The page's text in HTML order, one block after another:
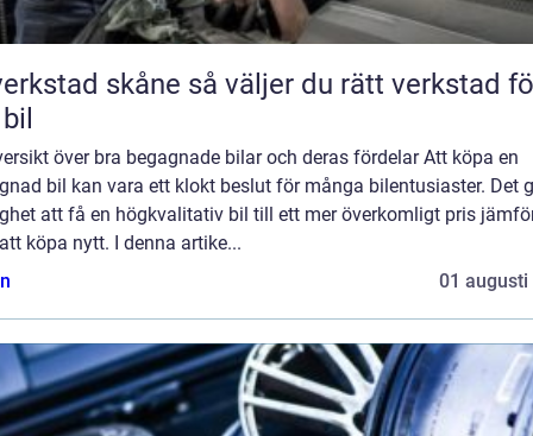
skåne så väljer du rätt verkstad för
över bra begagnade bilar och deras fördelar Att köpa en
bil kan vara ett klokt beslut för många bilentusiaster. Det
att få en högkvalitativ bil till ett mer överkomligt pris
köpa nytt. I denna artike...
01 augusti